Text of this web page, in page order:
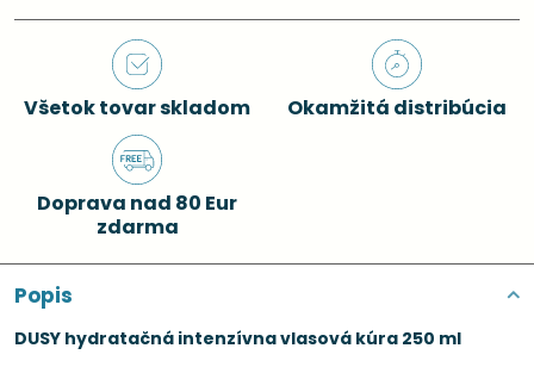
Všetok tovar skladom Okamžitá distribúcia
Doprava nad 80 Eur
zdarma
Popis
DUSY hydratačná intenzívna vlasová kúra 250 ml